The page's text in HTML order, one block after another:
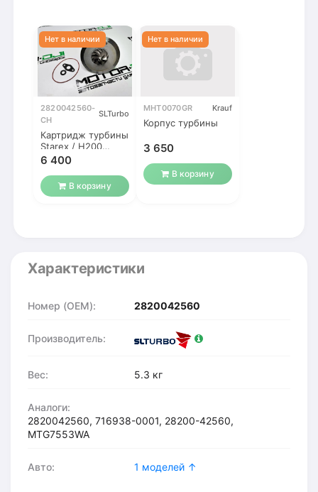
2820042560-
CH
SLTurbo
Картридж турбины
Starex / H200
D4BH 2.5 TCI 2001-
6 400
В корзину
MHT0070GR Krauf
Корпус турбины
3 650
В корзину
Характеристики
Номер (OEM): 2820042560
Производитель:
Вес: 5.3 кг
Аналоги:
2820042560, 716938-0001, 28200-42560,
MTG7553WA
Авто: 1 моделей ↑